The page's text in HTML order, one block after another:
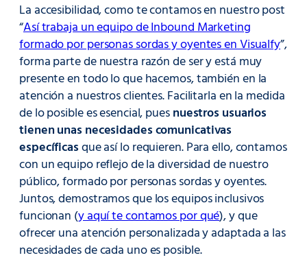
La accesibilidad, como te contamos en nuestro post
“Así trabaja un equipo de Inbound Marketing
formado por personas sordas y oyentes en Visualfy”,
forma parte de nuestra razón de ser y está muy
presente en todo lo que hacemos, también en la
atención a nuestros clientes. Facilitarla en la medida
de lo posible es esencial, puesnuestros usuarios
tienen unas necesidades comunicativas
específicasque así lo requieren. Para ello, contamos
con un equipo reflejo de la diversidad de nuestro
público, formado por personas sordas y oyentes.
Juntos, demostramos que los equipos inclusivos
funcionan (y aquí te contamos por qué), y que
ofrecer una atención personalizada y adaptada a las
necesidades de cada uno es posible.